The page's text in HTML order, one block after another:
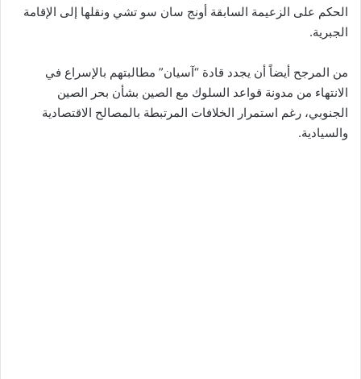
الحكم على الزعيمة السابقة أونج سان سو تشي ونقلها إلى الإقامة
الجبرية.
من المرجح أيضاً أن يجدد قادة “آسيان” مطالبتهم بالإسراع في
الانتهاء من مدونة قواعد السلوك مع الصين بشأن بحر الصين
الجنوبي، رغم استمرار الخلافات المرتبطة بالمصالح الاقتصادية
والسيادية.